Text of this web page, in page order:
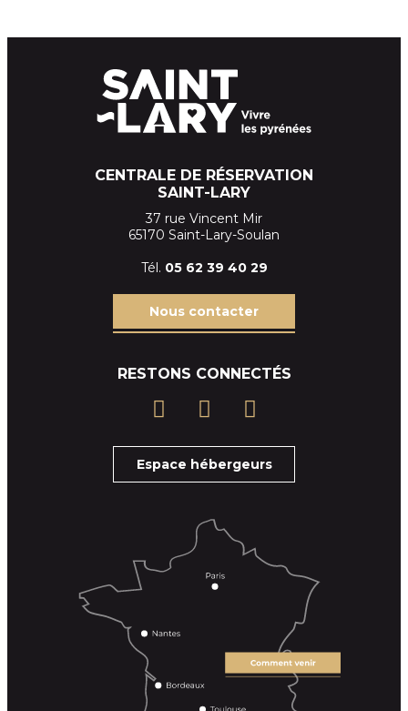
CENTRALE DE RÉSERVATION
SAINT-LARY
37 rue Vincent Mir
65170 Saint-Lary-Soulan
Tél. 05 62 39 40 29
Nous contacter
RESTONS CONNECTÉS
Espace hébergeurs